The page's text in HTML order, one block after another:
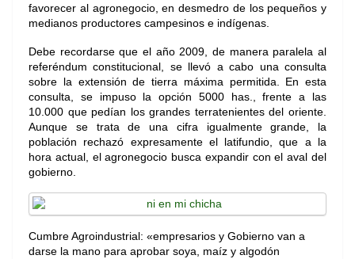
favorecer al agronegocio, en desmedro de los pequeños y
medianos productores campesinos e indígenas.
Debe recordarse que el año 2009, de manera paralela al
referéndum constitucional, se llevó a cabo una consulta
sobre la extensión de tierra máxima permitida. En esta
consulta, se impuso la opción 5000 has., frente a las
10.000 que pedían los grandes terratenientes del oriente.
Aunque se trata de una cifra igualmente grande, la
población rechazó expresamente el latifundio, que a la
hora actual, el agronegocio busca expandir con el aval del
gobierno.
Cumbre Agroindustrial: «empresarios y Gobierno van a
darse la mano para aprobar soya, maíz y algodón